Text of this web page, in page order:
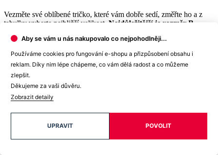
Vezměte své oblíbené tričko, které vám dobře sedí, změřte ho a z
tabulky vyberte nejbližší velikost. Nejdůležitější je rozměr B
Počítejte i s tím, že přirozenou vlastností textilních materiálů je
textilním standardem pro pletené zboží.
A protože je každý kousek našeho oblečení originál, může se
výsledný rozměr o +/- 2 cm lišit.
Potřebujete s výběrem velikosti nebo střihu poradit?
Aby se vám u nás nakupovalo co nejpohodlněji...
Používáme cookies pro fungování e-shopu a přizpůsobení obsahu i
reklam. Díky nim lépe chápeme, co vám dělá radost a co můžeme
zlepšit.
Děkujeme za vaši důvěru.
Zobrazit detaily
POVOLIT
UPRAVIT